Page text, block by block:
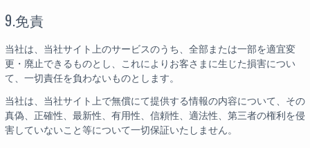
9.免責
当社は、当社サイト上のサービスのうち、全部または一部を適宜変
更・廃止できるものとし、これによりお客さまに生じた損害につい
て、一切責任を負わないものとします。
当社は、当社サイト上で無償にて提供する情報の内容について、その
真偽、正確性、最新性、有用性、信頼性、適法性、第三者の権利を侵
害していないこと等について一切保証いたしません。